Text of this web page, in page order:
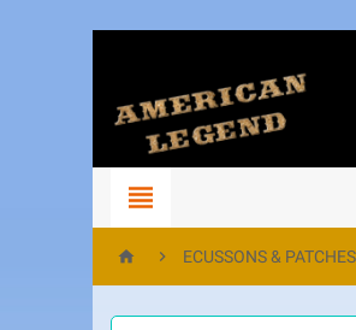

  ECUSSONS & PATCHES